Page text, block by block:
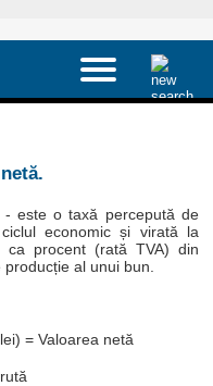
- este o taxă percepută de
economic și virată la
ca procent (rată TVA) din
al unui bun.
= Valoarea netă